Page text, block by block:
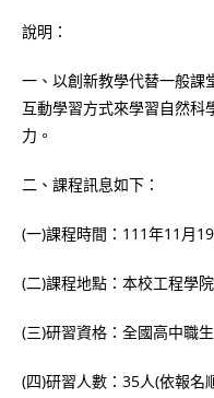
說明：
一、以創新教學代替一般課
互動學習方式來學習自然科
力。
二、課程訊息如下：
(一)課程時間：111年11月
(二)課程地點：本校工程學
(三)研習資格：全國高中職生
(四)研習人數：35人(依報名